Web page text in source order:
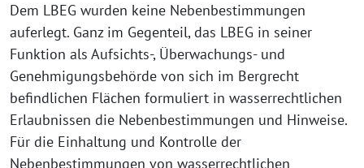
Dem LBEG wurden keine Nebenbestimmungen
auferlegt. Ganz im Gegenteil, das LBEG in seiner
Funktion als Aufsichts-, Überwachungs- und
Genehmigungsbehörde von sich im Bergrecht
befindlichen Flächen formuliert in wasserrechtlichen
Erlaubnissen die Nebenbestimmungen und Hinweise.
Für die Einhaltung und Kontrolle der
Nebenbestimmungen von wasserrechtlichen